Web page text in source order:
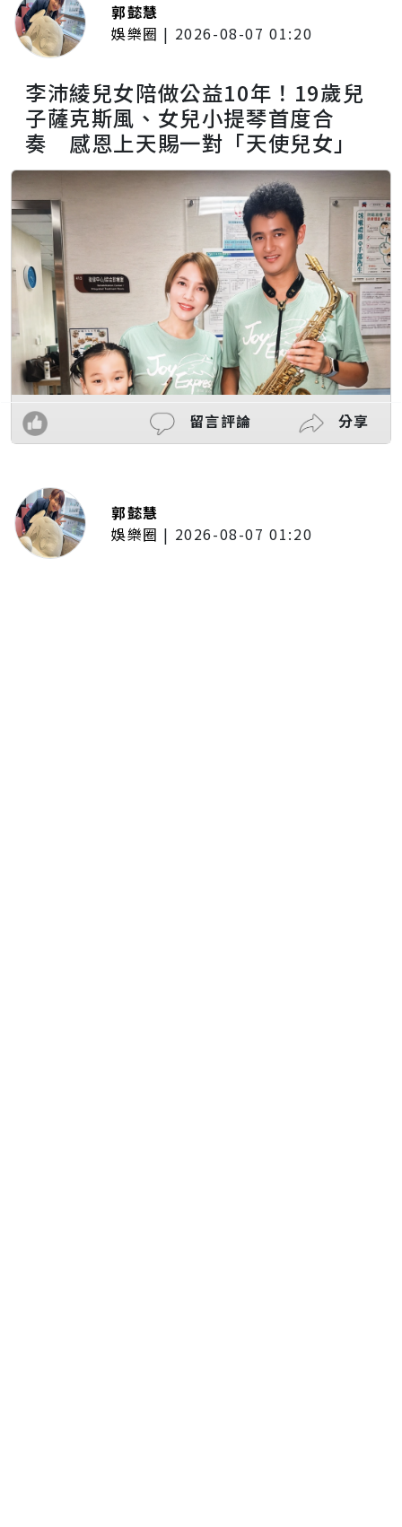
郭懿慧
娛樂圈 | 2026-08-07 01:20
李沛綾兒女陪做公益10年！19歲兒
子薩克斯風、女兒小提琴首度合
奏 感恩上天賜一對「天使兒女」
留言評論 分享
郭懿慧
娛樂圈 | 2026-08-07 01:20